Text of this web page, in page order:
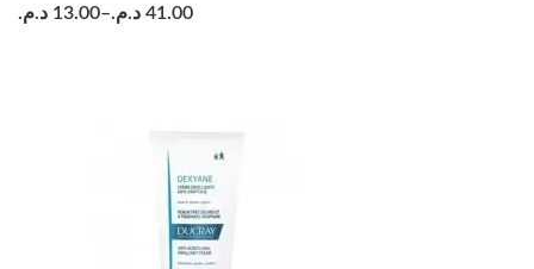
13.00 د.م. – 41.00 د.م.